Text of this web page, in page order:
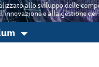
Alumni
allo sviluppo delle
e alla gestione